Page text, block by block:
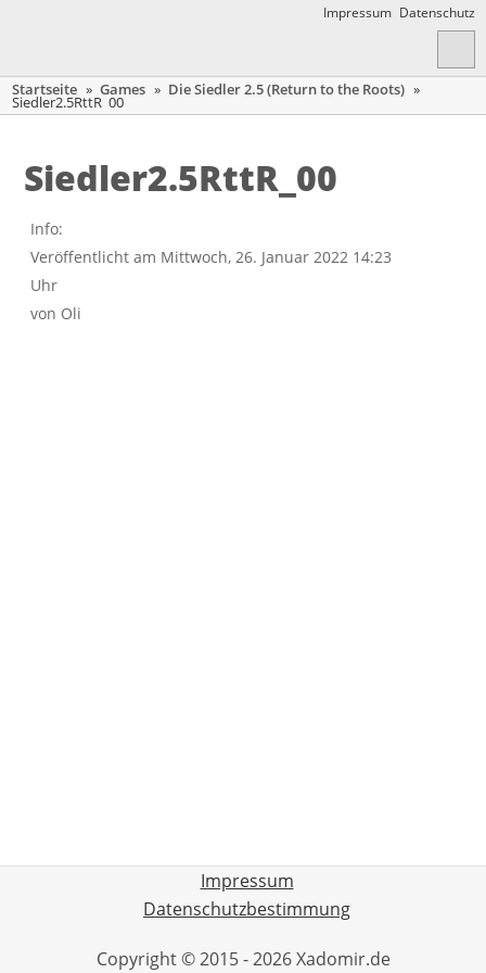
Impressum Datenschutz
Startseite » Games » Die Siedler 2.5 (Return to the Roots) »
Siedler2.5RttR_00
Siedler2.5RttR_00
Info:
Veröffentlicht am Mittwoch, 26. Januar 2022 14:23
Uhr
von Oli
Impressum
Datenschutzbestimmung
Copyright © 2015 - 2026 Xadomir.de